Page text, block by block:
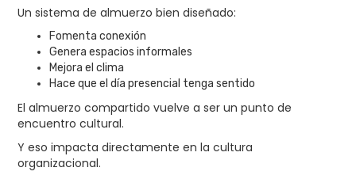
Un sistema de almuerzo bien diseñado:
Fomenta conexión
Genera espacios informales
Mejora el clima
Hace que el día presencial tenga sentido
El almuerzo compartido vuelve a ser un punto de
encuentro cultural.
Y eso impacta directamente en la cultura
organizacional.